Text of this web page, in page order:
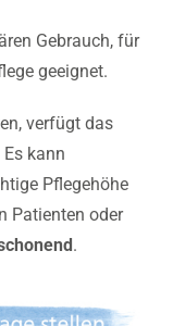
Gebrauch, für
geeignet.
verfügt das
kann
Pflegehöhe
Patienten oder
.